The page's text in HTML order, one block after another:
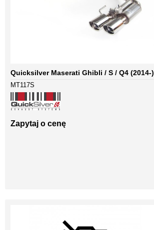
Quicksilver Maserati Ghibli / S / Q4 (2014-)
MT117S
Zapytaj o cenę